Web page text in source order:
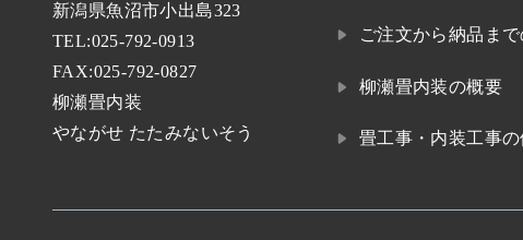
新潟県魚沼市小出島323
TEL:025-792-0913
FAX:025-792-0827
柳瀬畳内装
やながせ たたみないそう
ご注文から納品ま
柳瀬畳内装の概要
畳工事・内装工事の